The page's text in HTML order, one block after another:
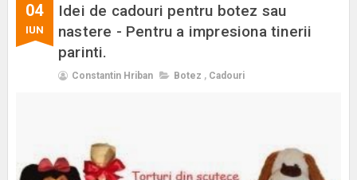
04
IUN
Idei de cadouri pentru botez sau
nastere - Pentru a impresiona tinerii
parinti.
Constantin Hriban Botez , Cadouri